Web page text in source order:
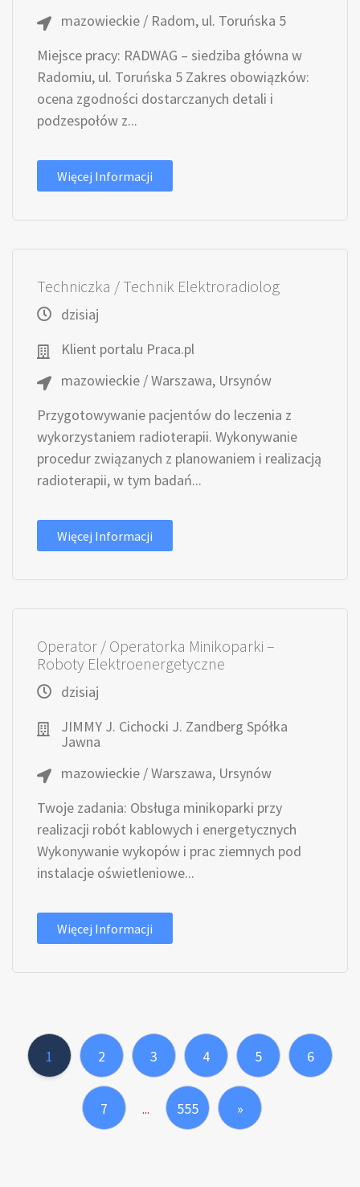
mazowieckie / Radom, ul. Toruńska 5
Miejsce pracy: RADWAG – siedziba główna w
Radomiu, ul. Toruńska 5 Zakres obowiązków:
ocena zgodności dostarczanych detali i
podzespołów z...
Więcej Informacji
Techniczka / Technik Elektroradiolog
dzisiaj
Klient portalu Praca.pl
mazowieckie / Warszawa, Ursynów
Przygotowywanie pacjentów do leczenia z
wykorzystaniem radioterapii. Wykonywanie
procedur związanych z planowaniem i realizacją
radioterapii, w tym badań...
Więcej Informacji
Operator / Operatorka Minikoparki –
Roboty Elektroenergetyczne
dzisiaj
JIMMY J. Cichocki J. Zandberg Spółka
Jawna
mazowieckie / Warszawa, Ursynów
Twoje zadania: Obsługa minikoparki przy
realizacji robót kablowych i energetycznych
Wykonywanie wykopów i prac ziemnych pod
instalacje oświetleniowe...
Więcej Informacji
1 2 3 4 5 6
7 ... 555 »